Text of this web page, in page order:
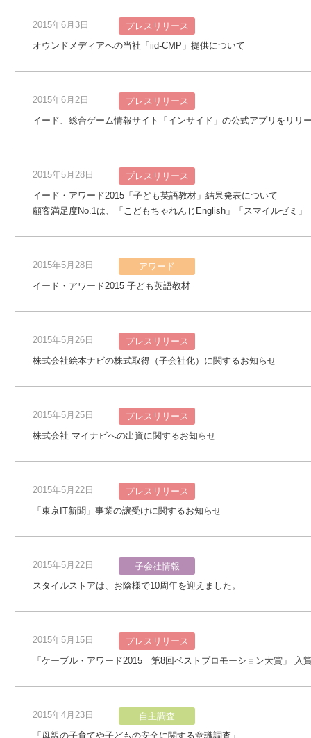
2015年6月3日
プレスリリース
オウンドメディアへの当社「iid-CMP」提供について
2015年6月2日
プレスリリース
イード、総合ゲーム情報サイト「インサイド」の公式アプリをリリ
2015年5月28日
プレスリリース
イード・アワード2015「子ども英語教材」結果発表について
顧客満足度No.1は、「こどもちゃれんじEnglish」「スマイルゼミ」
2015年5月28日
アワード
イード・アワード2015 子ども英語教材
2015年5月26日
プレスリリース
株式会社絵本ナビの株式取得（子会社化）に関するお知らせ
2015年5月25日
プレスリリース
株式会社 マイナビへの出資に関するお知らせ
2015年5月22日
プレスリリース
「東京IT新聞」事業の譲受けに関するお知らせ
2015年5月22日
子会社情報
スタイルストアは、お陰様で10周年を迎えました。
2015年5月15日
プレスリリース
「ケーブル・アワード2015 第8回ベストプロモーション大賞」 入
2015年4月23日
自主調査
「母親の子育てや子どもの安全に関する意識調査」